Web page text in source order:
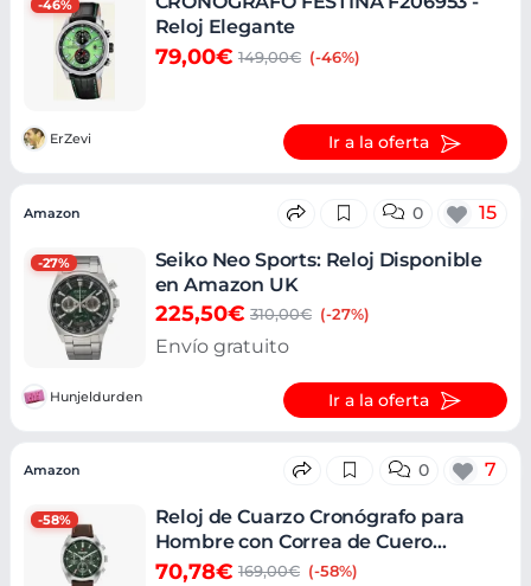
-46%
Reloj Elegante
79,00€ 149,00€ (-46%)
ErZevi Ir a la oferta
-27%
Amazon 0 15
Seiko Neo Sports: Reloj Disponible
en Amazon UK
225,50€ 310,00€ (-27%)
Envío gratuito
Hunjeldurden Ir a la oferta
-58%
Amazon 0 7
Reloj de Cuarzo Cronógrafo para
Hombre con Correa de Cuero
Tommy Hilfiger
70,78€ 169,00€ (-58%)